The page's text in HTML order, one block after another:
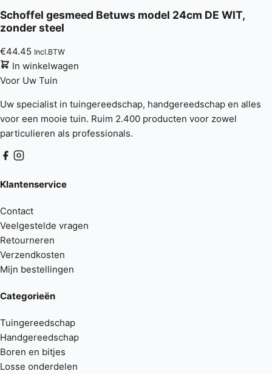
Schoffel gesmeed Betuws model 24cm DE WIT,
zonder steel
€44.45 Incl.BTW
In winkelwagen
Voor Uw Tuin
Uw specialist in tuingereedschap, handgereedschap en alles
voor een mooie tuin. Ruim 2.400 producten voor zowel
particulieren als professionals.
Klantenservice
Contact
Veelgestelde vragen
Retourneren
Verzendkosten
Mijn bestellingen
Categorieën
Tuingereedschap
Handgereedschap
Boren en bitjes
Losse onderdelen